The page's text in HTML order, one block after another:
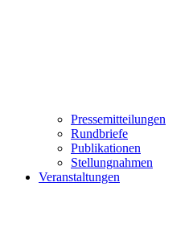
Pressemitteilungen
Rundbriefe
Publikationen
Stellungnahmen
Veranstaltungen